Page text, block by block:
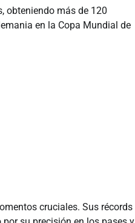
obteniendo más de 120
en la Copa Mundial de
cruciales. Sus récords